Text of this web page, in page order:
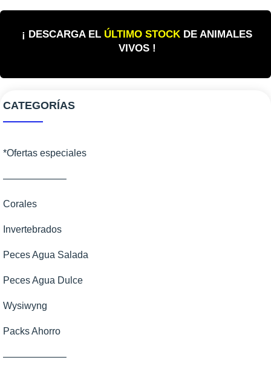
¡ DESCARGA EL ÚLTIMO STOCK DE ANIMALES
VIVOS !
CATEGORÍAS
*Ofertas especiales
——————–
Corales
Corales Blandos
LPS
SPS
Zoanthus
Invertebrados
Anemonas
Cangrejos
Caracoles
Erizos
Estrellas
Peces Agua Salada
Ángeles
Apogones
Ballesta
Basslets Bandera
Peces Agua Dulce
Invertebrados dulce
Otros Agua Dulce
Peces de Agua Dulce
Wysiwyng
Packs Ahorro
——————–